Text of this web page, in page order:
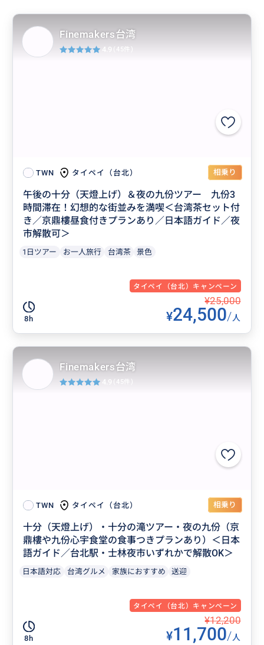
TWN タイペイ（台北） 相乗り
午後の十分（天燈上げ）＆夜の九份ツアー 九份3
時間滞在！幻想的な街並みを満喫＜台湾茶セット付
き／京鼎樓昼食付きプランあり／日本語ガイド／夜
市解散可＞
1日ツアー お一人旅行 台湾茶 景色
タイペイ（台北）キャンペーン
8h
¥25,000
¥24,500/人
Finemakers台湾
4.9 (45件)
TWN タイペイ（台北） 相乗り
十分（天燈上げ）・十分の滝ツアー・夜の九份（京
鼎樓や九份心宇食堂の食事つきプランあり）＜日本
語ガイド／台北駅・士林夜市いずれかで解散OK＞
日本語対応 台湾グルメ 家族におすすめ 送迎
タイペイ（台北）キャンペーン
8h
¥12,200
¥11,700/人
Finemakers台湾
4.9 (45件)